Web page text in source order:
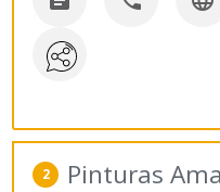
2 Pinturas